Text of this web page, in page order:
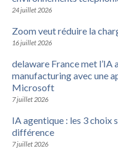
24 juillet 2026
Zoom veut réduire la
16 juillet 2026
delaware France met
manufacturing avec une
Microsoft
7 juillet 2026
IA agentique : les 3
différence
7 juillet 2026